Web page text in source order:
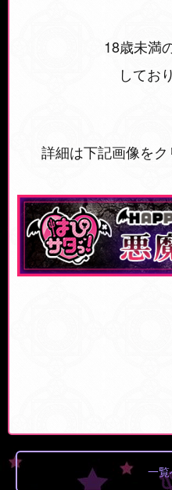
18歳未満
してお
詳細は下記画像をク
一